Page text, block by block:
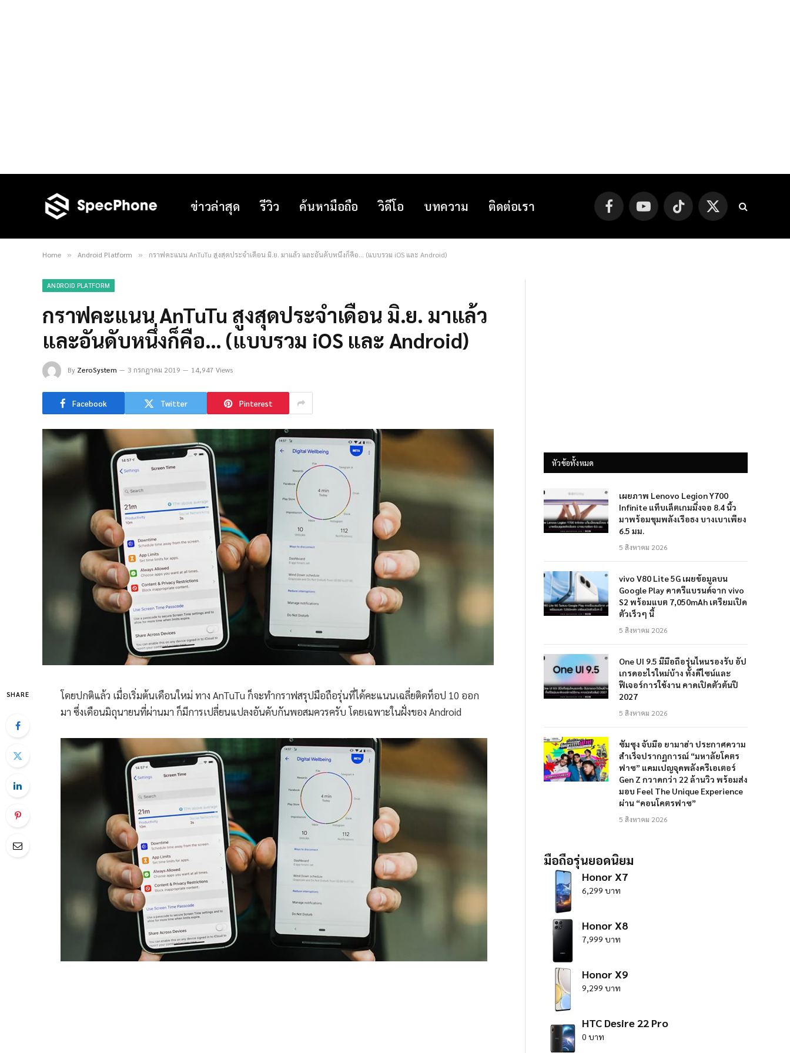
ข่าวล่าสุด รีวิว ค้นหามือถือ วิดีโอ บทความ ติดต่อเรา FacebookYouTube TikTok
X
(Twitter)
Home » Android Platform » กราฟคะแนน AnTuTu สูงสุดประจำเดือน มิ.ย. มาแล้ว และอันดับหนึ่งก็คือ… (แบบรวม iOS และ Android)
ANDROID PLATFORM
กราฟคะแนน AnTuTu สูงสุดประจำเดือน มิ.ย. มาแล้ว
และอันดับหนึ่งก็คือ… (แบบรวม iOS และ Android)
By ZeroSystem 3 กรกฎาคม 2019 14,947 Views
Facebook Twitter Pinterest
SHARE
โดยปกติแล้ว เมื่อเริ่มต้นเดือนใหม่ ทาง AnTuTu ก็จะทำกราฟสรุปมือถือรุ่นที่ได้คะแนนเฉลี่ยติดท็อป 10 ออก
มา ซึ่งเดือนมิถุนายนที่ผ่านมา ก็มีการเปลี่ยนแปลงอันดับกันพอสมควรครับ โดยเฉพาะในฝั่งของ Android
หัวข้อทั้งหมด
เผยภาพ Lenovo Legion Y700
Infinite แท็บเล็ตเกมมิ่งจอ 8.4 นิ้ว
มาพร้อมขุมพลังเรือธง บางเบาเพียง
6.5 มม.
5 สิงหาคม 2026
vivo V80 Lite 5G เผยข้อมูลบน
Google Play คาดรีแบรนด์จาก vivo
S2 พร้อมแบต 7,050mAh เตรียมเปิด
ตัวเร็วๆ นี้
5 สิงหาคม 2026
One UI 9.5 มีมือถือรุ่นไหนรองรับ อัป
เกรดอะไรใหม่บ้าง ทั้งดีไซน์และ
ฟีเจอร์การใช้งาน คาดเปิดตัวต้นปี
2027
5 สิงหาคม 2026
ซัมซุง จับมือ ยามาฮ่า ประกาศความ
สำเร็จปรากฏการณ์ “มหาลัยโคตร
ฟาซ” แคมเปญจุดพลังครีเอเตอร์
Gen Z กวาดกว่า 22 ล้านวิว พร้อมส่ง
มอบ Feel The Unique Experience
ผ่าน “คอนโคตรฟาซ”
5 สิงหาคม 2026
มือถือรุ่นยอดนิยม
Honor X7
6,299 บาท
Honor X8
7,999 บาท
Honor X9
9,299 บาท
HTC Desire 22 Pro
0 บาท